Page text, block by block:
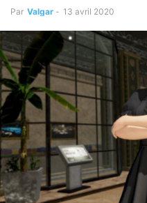
Par Valgar - 13 avril 2020